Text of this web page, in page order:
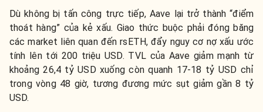
Dù không bị tấn công trực tiếp, Aave lại trở thành “điểm
thoát hàng” của kẻ xấu. Giao thức buộc phải đóng băng
các market liên quan đến rsETH, đẩy nguy cơ nợ xấu ước
tính lên tới 200 triệu USD. TVL của Aave giảm mạnh từ
khoảng 26,4 tỷ USD xuống còn quanh 17-18 tỷ USD chỉ
trong vòng 48 giờ, tương đương mức sụt giảm gần 8 tỷ
USD.